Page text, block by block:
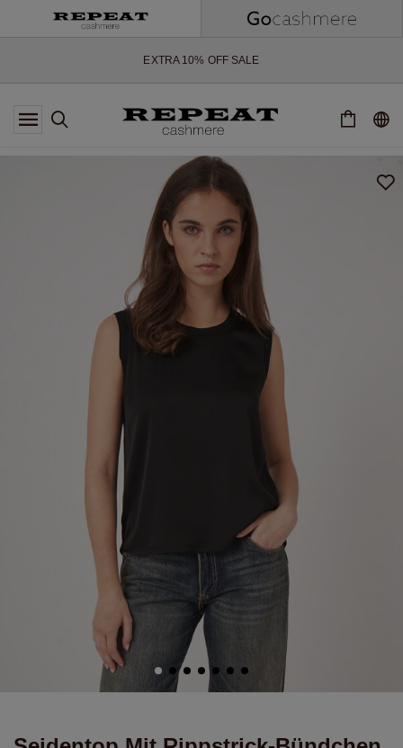
EXTRA 10% OFF SALE
*DIESES ANGEBOT GILT BIS ZUM 12 AUGUST 2026
*AUSNAHMEN SIND MÖGLICH
WEICHE NEUE STYLES & FRISCHE FARBEN FÜR DIE KOMMENDE
EXTRA 10% OFF SALE